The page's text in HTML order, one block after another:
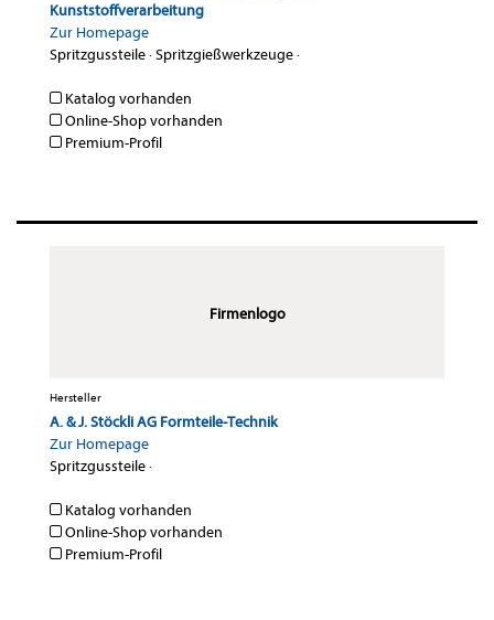
Kunststoffverarbeitung
Zur Homepage
Spritzgussteile·Spritzgießwerkzeuge·
Katalog vorhanden
Online-Shop vorhanden
Premium-Profil
Firmenlogo
Hersteller
A. & J. Stöckli AG Formteile-Technik
Zur Homepage
Spritzgussteile·
Katalog vorhanden
Online-Shop vorhanden
Premium-Profil